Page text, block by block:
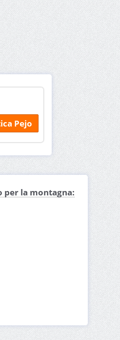
Pejo
per la montagna: